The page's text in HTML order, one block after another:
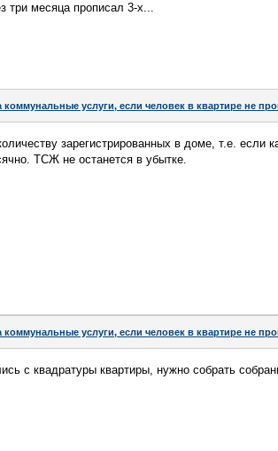
три месяца прописал 3-х...
коммунальные услуги, если человек в квартире не
зарегистрированных в доме, т.е. если
ТСЖ не останется в убытке.
коммунальные услуги, если человек в квартире не
с квадратуры квартиры, нужно собрать